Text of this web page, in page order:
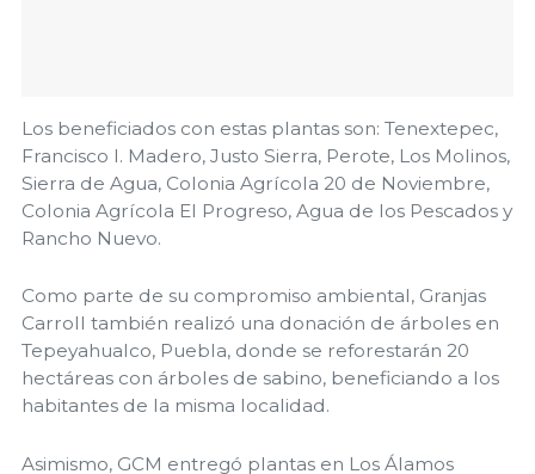
Los beneficiados con estas plantas son: Tenextepec,
Francisco I. Madero, Justo Sierra, Perote, Los Molinos,
Sierra de Agua, Colonia Agrícola 20 de Noviembre,
Colonia Agrícola El Progreso, Agua de los Pescados y
Rancho Nuevo.
Como parte de su compromiso ambiental, Granjas
Carroll también realizó una donación de árboles en
Tepeyahualco, Puebla, donde se reforestarán 20
hectáreas con árboles de sabino, beneficiando a los
habitantes de la misma localidad.
Asimismo, GCM entregó plantas en Los Álamos